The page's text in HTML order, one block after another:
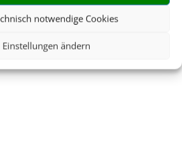
notwendige Cookies
Einstellungen ändern
MEINER